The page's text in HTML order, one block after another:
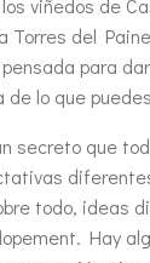
Torres del
para
de lo que
secreto que
todo, ideas
Hay